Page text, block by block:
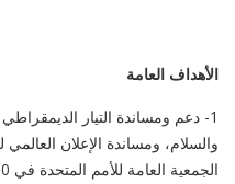
الأهداف العامة
1- دعم ومساندة التيار
والسلام، ومساندة الإعلان